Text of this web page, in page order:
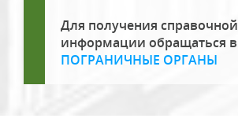
Для получения справочной
информации обращаться в
ПОГРАНИЧНЫЕ ОРГАНЫ